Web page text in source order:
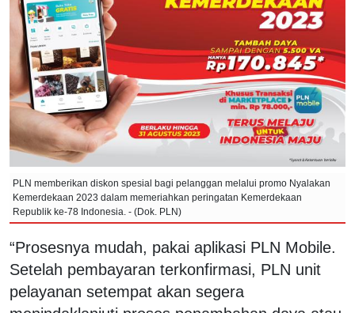
PLN memberikan diskon spesial bagi pelanggan melalui promo Nyalakan
Kemerdekaan 2023 dalam memeriahkan peringatan Kemerdekaan
Republik ke-78 Indonesia. - (Dok. PLN)
“Prosesnya mudah, pakai aplikasi PLN Mobile.
Setelah pembayaran terkonfirmasi, PLN unit
pelayanan setempat akan segera